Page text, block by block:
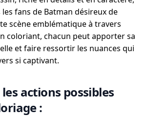
fans de Batman désireux de
scène emblématique à travers
coloriant, chacun peut apporter sa
et faire ressortir les nuances qui
si captivant.
actions possibles
: